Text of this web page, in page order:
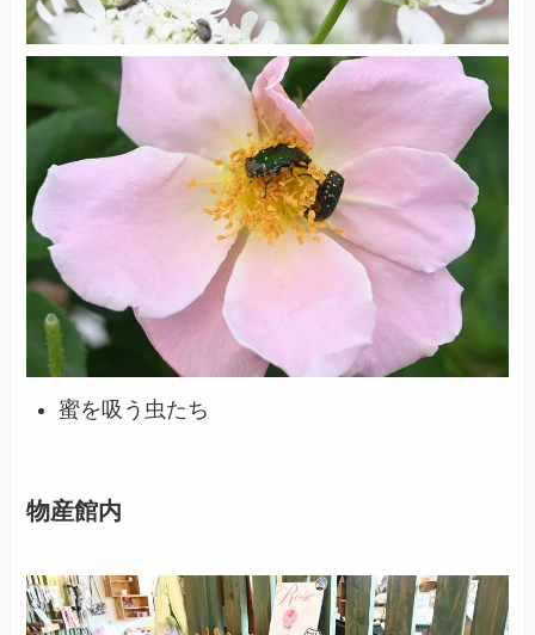
蜜を吸う虫たち
物産館内